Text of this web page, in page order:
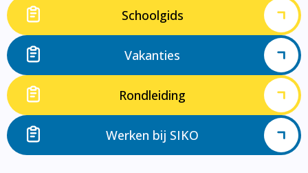
Schoolgids
Vakanties
Rondleiding
Werken bij SIKO